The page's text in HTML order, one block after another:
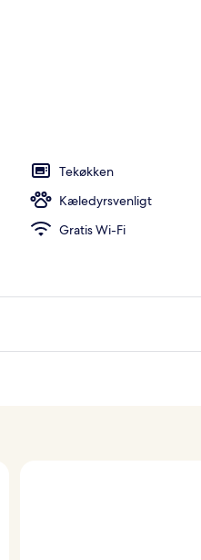
Tekøkken
Kæledyrsvenligt
Gratis Wi-Fi